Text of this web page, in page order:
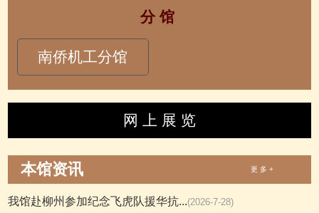
分 馆
南侨机工分馆
网 上 展 览
本馆资讯 更 多 +
我馆赴柳州参加纪念飞虎队援华抗...(2026-7-28)